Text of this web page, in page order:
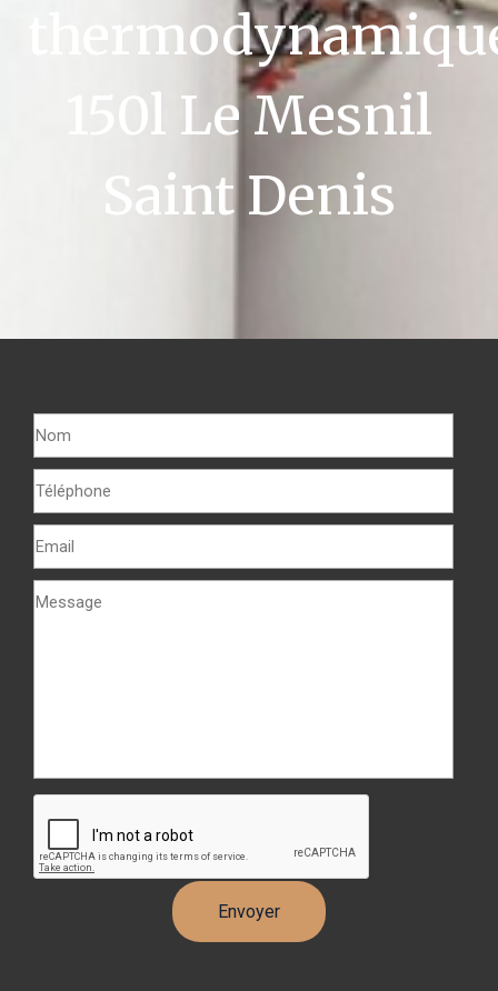
150l Le Mesnil
Saint Denis